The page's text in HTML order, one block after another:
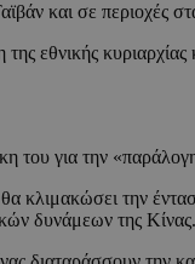
και σε περιοχές
εθνικής
για την
την
δυνάμεων της Κίνας.